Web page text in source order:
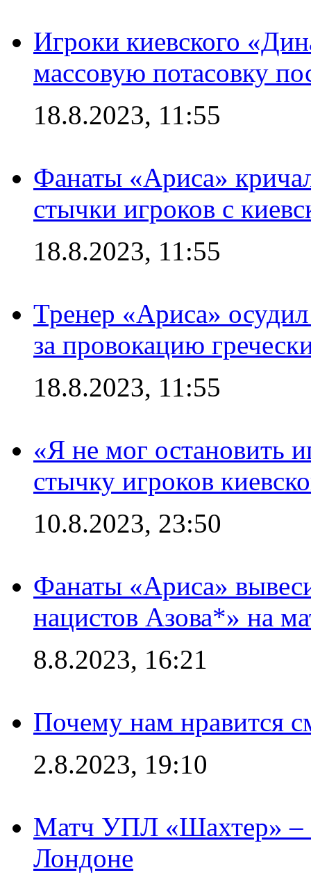
Игроки киевского
массовую потасовку
18.8.2023, 11:55
Фанаты «Ариса»
стычки игроков с
18.8.2023, 11:55
Тренер «Ариса»
за провокацию
18.8.2023, 11:55
«Я не мог остановить
стычку игроков
10.8.2023, 23:50
Фанаты «Ариса»
нацистов Азова*» на
8.8.2023, 16:21
Почему нам нравится
2.8.2023, 19:10
Матч УПЛ «Шахтер» –
Лондоне